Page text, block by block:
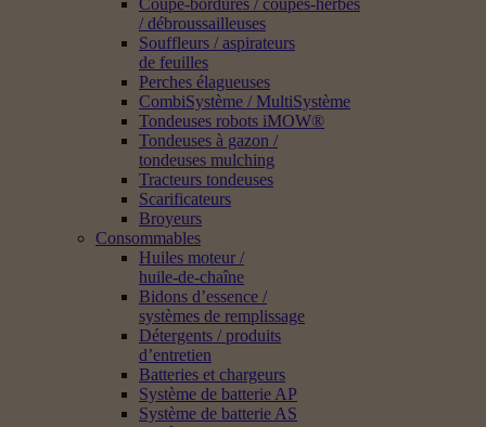
Coupe-bordures / coupes-herbes
/ débroussailleuses
Souffleurs / aspirateurs
de feuilles
Perches élagueuses
CombiSystème / MultiSystème
Tondeuses robots iMOW®
Tondeuses à gazon /
tondeuses mulching
Tracteurs tondeuses
Scarificateurs
Broyeurs
Consommables
Huiles moteur /
huile-de-chaîne
Bidons d’essence /
systèmes de remplissage
Détergents / produits
d’entretien
Batteries et chargeurs
Système de batterie AP
Système de batterie AS